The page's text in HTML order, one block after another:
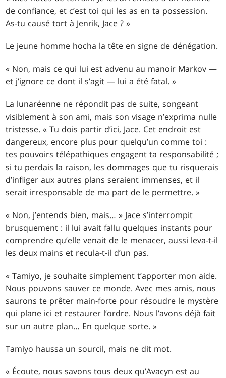
de confiance, et c’est toi qui les as en ta possession.
As-tu causé tort à Jenrik, Jace ? »
Le jeune homme hocha la tête en signe de dénégation.
« Non, mais ce qui lui est advenu au manoir Markov —
et j’ignore ce dont il s’agit — lui a été fatal. »
La lunaréenne ne répondit pas de suite, songeant
visiblement à son ami, mais son visage n’exprima nulle
tristesse. « Tu dois partir d’ici, Jace. Cet endroit est
dangereux, encore plus pour quelqu’un comme toi :
tes pouvoirs télépathiques engagent ta responsabilité ;
si tu perdais la raison, les dommages que tu risquerais
d’infliger aux autres plans seraient immenses, et il
serait irresponsable de ma part de le permettre. »
« Non, j’entends bien, mais… » Jace s’interrompit
brusquement : il lui avait fallu quelques instants pour
comprendre qu’elle venait de le menacer, aussi leva-t-il
les deux mains et recula-t-il d’un pas.
« Tamiyo, je souhaite simplement t’apporter mon aide.
Nous pouvons sauver ce monde. Avec mes amis, nous
saurons te prêter main-forte pour résoudre le mystère
qui plane ici et restaurer l’ordre. Nous l’avons déjà fait
sur un autre plan… En quelque sorte. »
Tamiyo haussa un sourcil, mais ne dit mot.
« Écoute, nous savons tous deux qu’Avacyn est au